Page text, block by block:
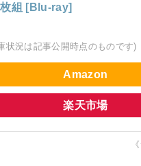
組 [Blu-ray]
状況は記事公開時点のものです)
Amazon
楽天市場